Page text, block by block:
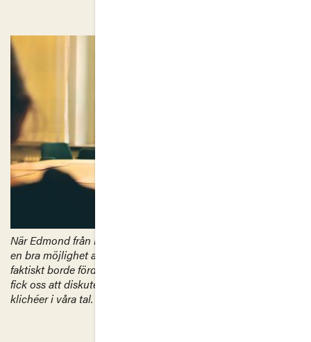
När Edmond från Franska skolan talade om hemlöshet fick vi
en bra möjlighet att tänka över hur vårt lands resurser
faktiskt borde fördelas. Jonatan från Carlforsska gymnasiet
fick oss att diskutera och tänka på hur vi ska använda
klichéer i våra tal.